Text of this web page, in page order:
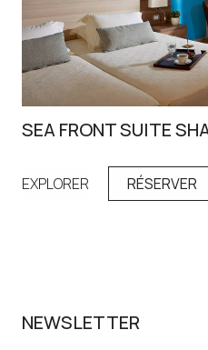
SEA FRONT SUITE
EXPLORER RÉSERVER
NEWSLETTER